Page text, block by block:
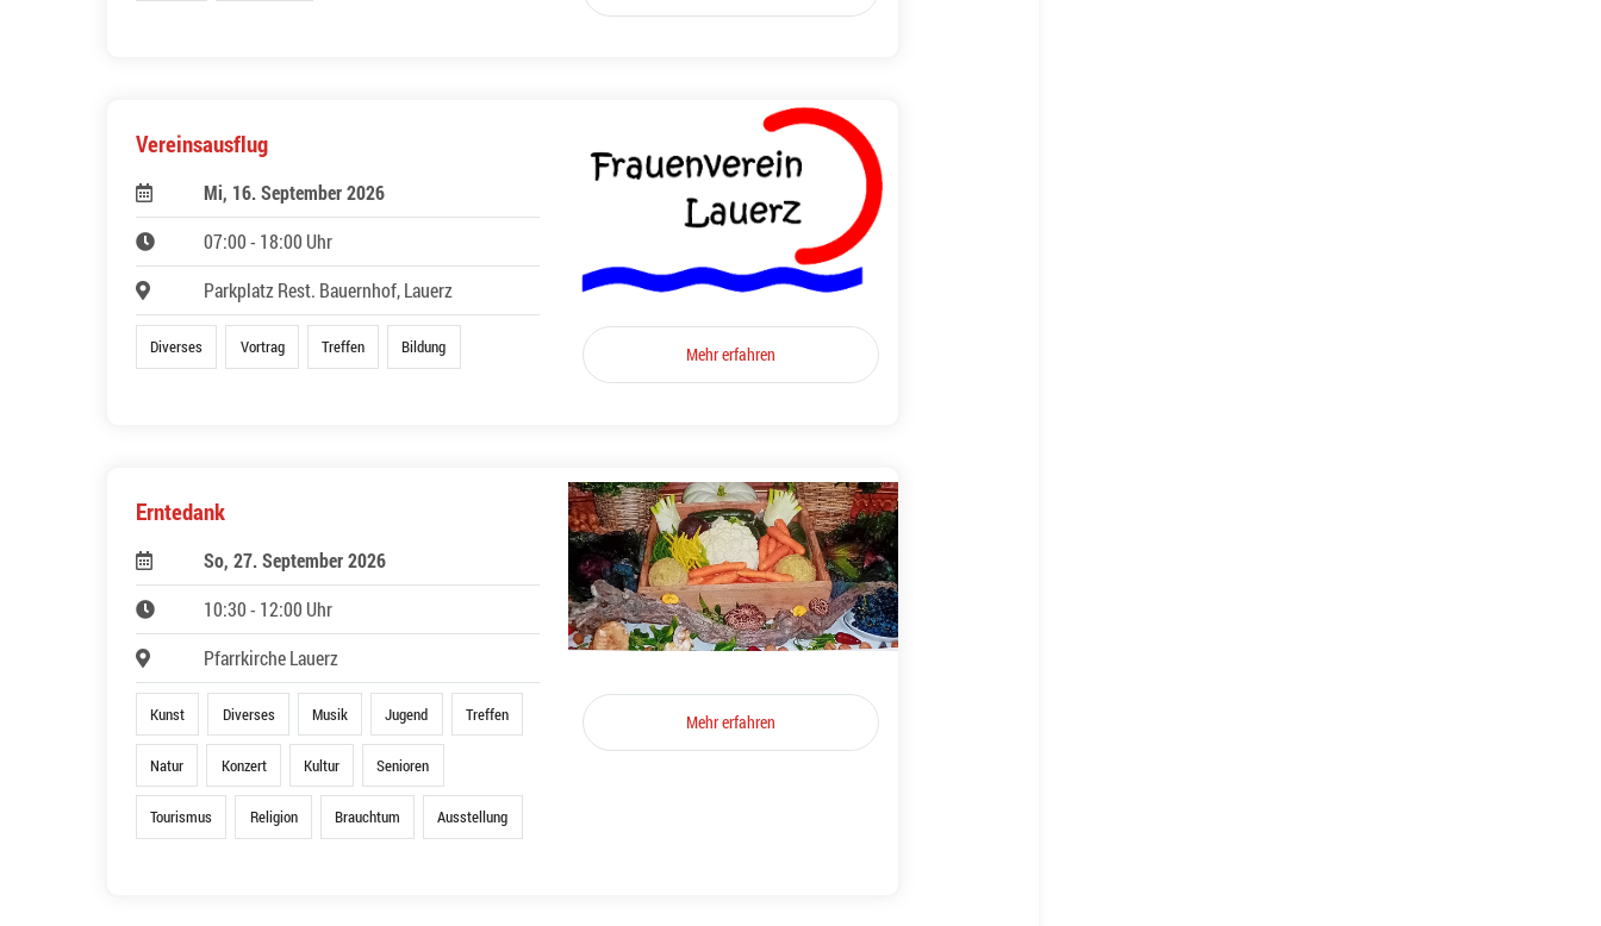
Vereinsausflug
Mi, 16. September 2026
07:00 - 18:00 Uhr
Parkplatz Rest. Bauernhof, Lauerz
Diverses Vortrag Treffen Bildung Mehr erfahren
Erntedank
So, 27. September 2026
10:30 - 12:00 Uhr
Pfarrkirche Lauerz
Kunst Diverses Musik Jugend Treffen
Natur Konzert Kultur Senioren
Tourismus Religion Brauchtum Ausstellung
Mehr erfahren